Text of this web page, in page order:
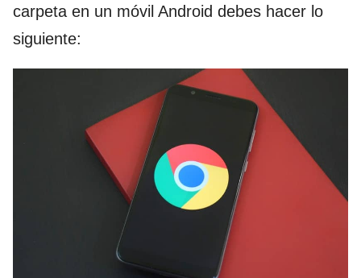
carpeta en un móvil Android debes hacer lo
siguiente: